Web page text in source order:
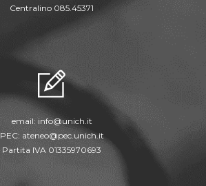
Centralino 085.45371
email: info@unich.it
PEC: ateneo@pec.unich.it
Partita IVA 01335970693